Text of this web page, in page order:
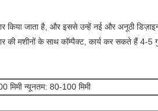
किया जाता है, और इससे उन्हें नई और अनूठी
की मशीनों के साथ कॉम्पैक्ट, कार्य कर सकते हैं 4-5
मिमी न्यूनतम: 80-100 मिमी